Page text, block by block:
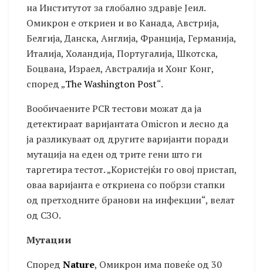
на Институтот за глобално здравје Јеил.
Омикрон е откриен и во Канада, Австрија,
Белгија, Данска, Англија, Франција, Германија,
Италија, Холандија, Португалија, Шкотска,
Боцвана, Израел, Австралија и Хонг Конг,
според „The ​​Washington Post“.
Вообичаените PCR тестови можат да ја
детектираат варијантата Omicron и лесно да
ја разликуваат од другите варијанти поради
мутација на еден од трите гени што ги
таргетира тестот. „Користејќи го овој пристап,
оваа варијанта е откриена со побрзи стапки
од претходните бранови на инфекции“, велат
од СЗО.
Мутации
Според Nature, Омикрон има повеќе од 30